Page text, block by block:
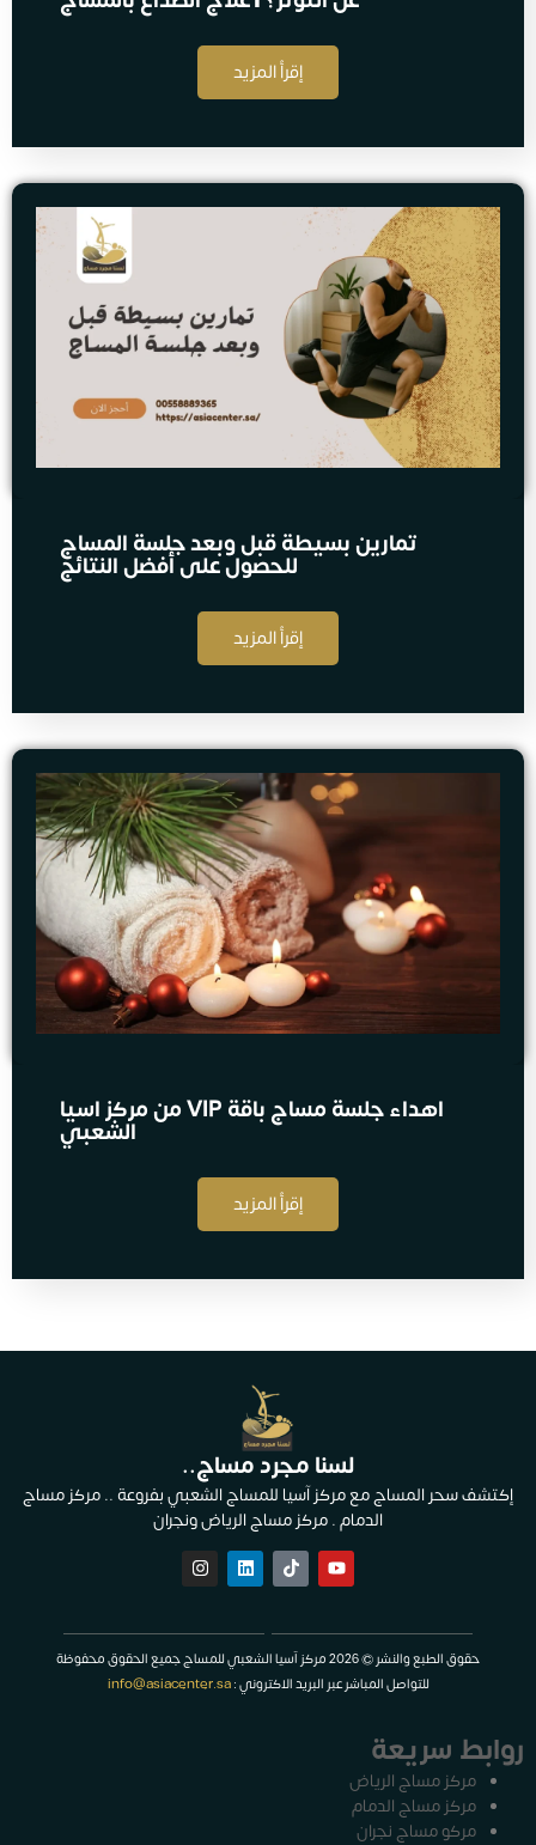
إقرأ المزيد
تمارين بسيطة قبل وبعد جلسة المساج
للحصول على أفضل النتائج
إقرأ المزيد
اهداء جلسة مساج​ باقة VIP من مركز اسيا
الشعبي
إقرأ المزيد
لسنا مجرد مساج..
إكتشف سحر المساج مع مركز آسيا للمساج الشعبي بفروعة .. مركز مساج
الدمام . مركز مساج الرياض ونجران
حقوق الطبع والنشر © 2026 مركز آسيا الشعبي للمساج جميع الحقوق محفوظة
للتواصل المباشر عبر البريد الاكتروني :info@asiacenter.sa
روابط سريعة
مركز مساج الرياض
مركز مساج الدمام
مركو مساج نجران